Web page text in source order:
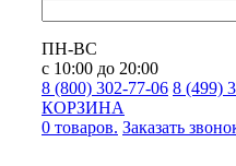
ПН-ВС
с 10:00 до 20:00
8 (800) 302-77-06 8 (499)
КОРЗИНА
0 товаров. Заказать